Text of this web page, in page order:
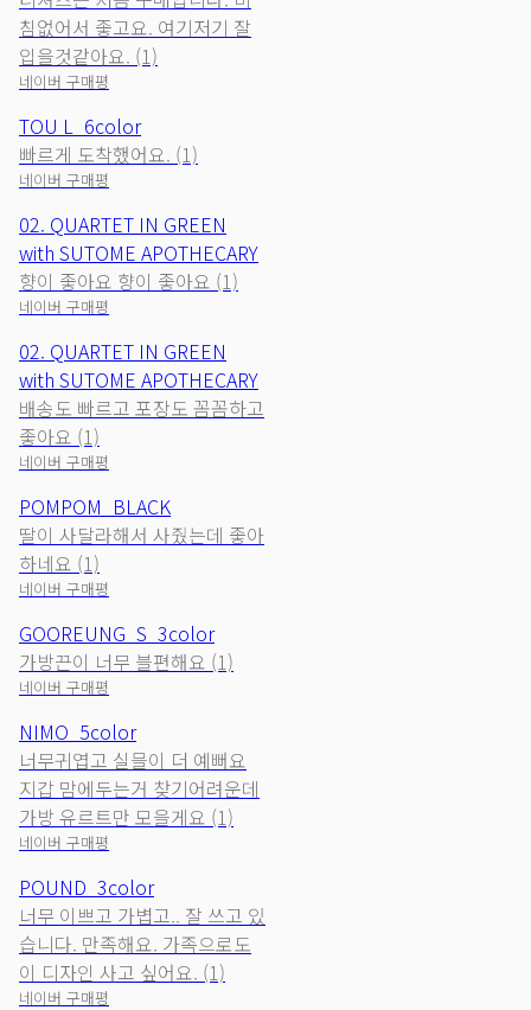
침없어서 좋고요. 여기저기 잘
입을것같아요. (1)
네이버 구매평
TOU L_6color
빠르게 도착했어요. (1)
네이버 구매평
02. QUARTET IN GREEN
with SUTOME APOTHECARY
향이 좋아요 향이 좋아요 (1)
네이버 구매평
02. QUARTET IN GREEN
with SUTOME APOTHECARY
배송도 빠르고 포장도 꼼꼼하고
좋아요 (1)
네이버 구매평
POMPOM_BLACK
딸이 사달라해서 사줬는데 좋아
하네요 (1)
네이버 구매평
GOOREUNG_S_3color
가방끈이 너무 블편해요 (1)
네이버 구매평
NIMO_5color
너무귀엽고 실믈이 더 예뻐요
지갑 맘에두는거 찾기어려운데
가방 유르트만 모을게요 (1)
네이버 구매평
POUND_3color
너무 이쁘고 가볍고.. 잘 쓰고 있
습니다. 만족해요. 가족으로도
이 디자인 사고 싶어요. (1)
네이버 구매평